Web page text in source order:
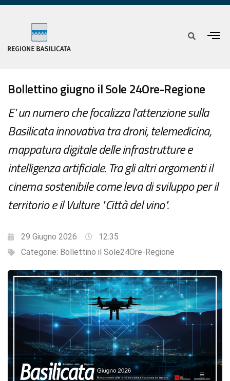
Bollettino giugno il Sole 24Ore-Regione
E' un numero che focalizza l'attenzione sulla
Basilicata innovativa tra droni, telemedicina,
mappatura digitale delle infrastrutture e
intelligenza artificiale. Tra gli altri argomenti il
cinema sostenibile come leva di sviluppo per il
territorio e il Vulture "Città del vino".
29 Giugno 2026
12:35
Categorie: Bollettino il Sole24Ore-Regione